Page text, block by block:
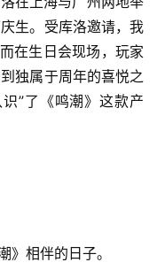
生。受库洛邀请，我
在生日会现场，玩家
独属于周年的喜悦之
”了《鸣潮》这款产
相伴的日子。